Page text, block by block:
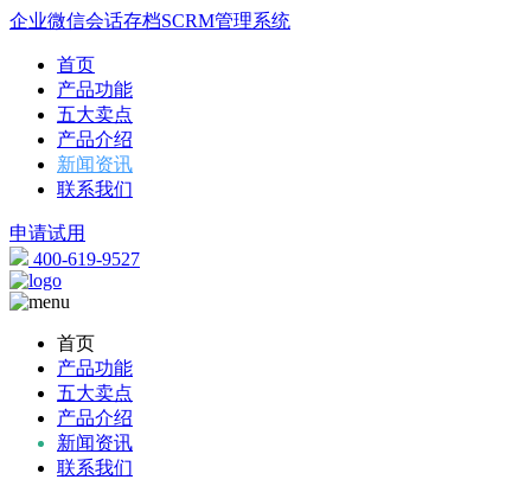
企业微信会话存档SCRM管理系统
首页
产品功能
五大卖点
产品介绍
新闻资讯
联系我们
申请试用
400-619-9527
首页
产品功能
五大卖点
产品介绍
新闻资讯
联系我们